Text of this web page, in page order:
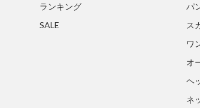
ランキング
SALE
パ
ス
ワ
オ
ヘ
ネ